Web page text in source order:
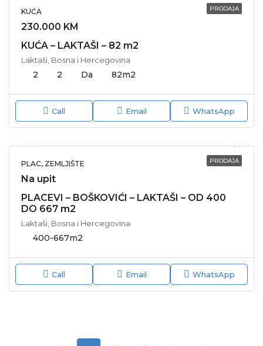
PRODAJA
KUĆA
230.000 KM
KUĆA – LAKTAŠI – 82 m2
Laktaši, Bosna i Hercegovina
2 2 Da 82m2
Call Email WhatsApp
PRODAJA
PLAC, ZEMLJIŠTE
Na upit
PLACEVI – BOŠKOVIĆI – LAKTAŠI – OD 400
DO 667 m2
Laktaši, Bosna i Hercegovina
400-667m2
Call Email WhatsApp